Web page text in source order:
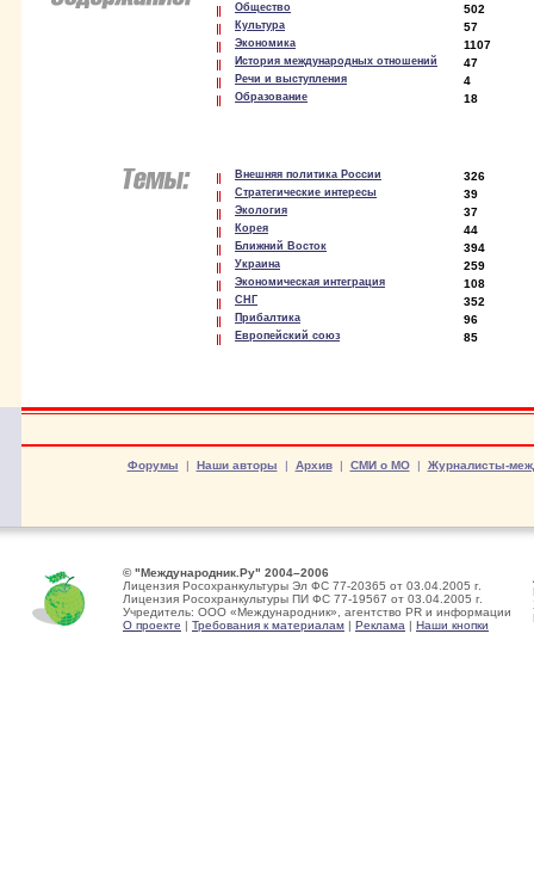
Общество 502
Культура 57
Экономика 1107
История международных отношений 47
Речи и выступления 4
Образование 18
Внешняя политика России 326
Стратегические интересы 39
Экология 37
Корея 44
Ближний Восток 394
Украина 259
Экономическая интеграция 108
СНГ 352
Прибалтика 96
Европейский союз 85
Форумы | Наши авторы | Архив| СМИ о МО| Журналисты-
© "Международник.Ру" 2004–2006
Лицензия Росохранкультуры Эл ФС 77-20365 от 03.04.2005 г.
Лицензия Росохранкультуры ПИ ФС 77-19567 от 03.04.2005 г.
Учредитель: ООО «Международник», агентство PR и информации
О проекте | Требования к материалам | Реклама | Наши кнопки